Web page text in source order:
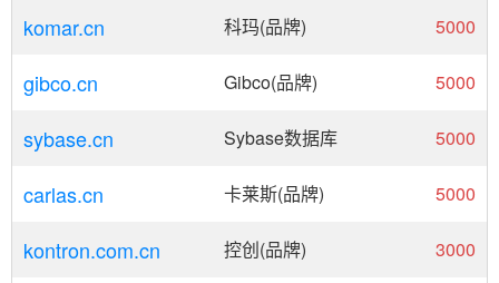
komar.cn 科玛(品牌) 5000
gibco.cn Gibco(品牌) 5000
sybase.cn Sybase数据库 5000
carlas.cn 卡莱斯(品牌) 5000
kontron.com.cn 控创(品牌) 3000